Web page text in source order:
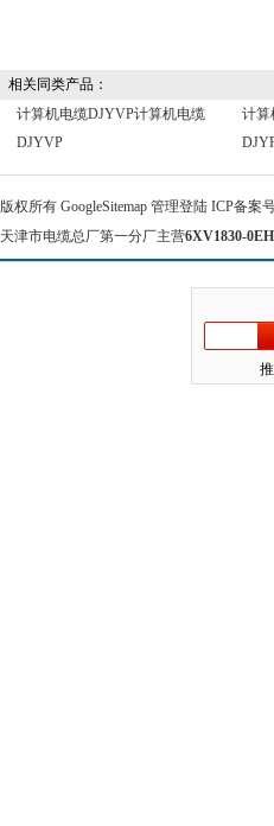
相关同类产品：
计算机电缆DJYVP计算机电缆
DJYVP
计算
版权所有 GoogleSitemap 管理登陆 ICP备案
天津市电缆总厂第一分厂主营6XV1830-